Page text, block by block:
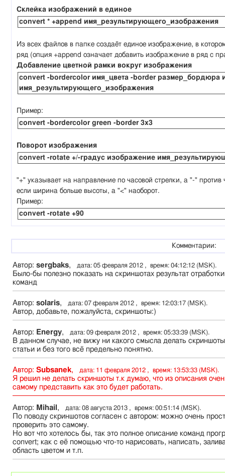
Склейка изображений в единое
convert * +append имя_результирующего_изображения
Из всех файлов в папке создаёт единое изображение, в
ряд (опция +append означает добавить изображение в ряд с
Добавление цветной рамки вокруг изображения
convert -bordercolor имя_цвета -border размер_бордюра
имя_результирующего_изображения
Пример:
convert -bordercolor green -border 3x3
Поворот изображения
convert -rotate +/-градус изображение
"+" указывает на направление по часовой стрелки, а "-" против
если ширина больше высоты, а "<" наоборот.
Пример:
convert -rotate +90
Комментарии:
Автор: sergbaks, дата: 05 февраля 2012 , время: 04:12:12 (MSK).
Было-бы полезно показать на скриншотах результат отработки
команд
Автор: solaris, дата: 07 февраля 2012 , время: 12:03:17 (MSK).
Автор, добавьте, пожалуйста, скриншоты:)
Автор: Energy, дата: 09 февраля 2012 , время: 05:33:39 (MSK).
В данном случае, не вижу ни какого смысла делать
статьи и без того всё предельно понятно.
Автор: Subsanek, дата: 11 февраля 2012 , время: 13:53:33 (MSK).
Я решил не делать скриншоты т.к думаю, что из описания
самому представить как это будет работать.
Автор: Mihail , дата: 08 августа 2013 , время: 00:51:14 (MSK).
По поводу скриншотов согласен с автором: можно очень
проверить это самому.
Но вот что хотелось бы, так это полное описание команд
convert; как с её помощью что-то нарисовать, написать,
область цветом и т.п.